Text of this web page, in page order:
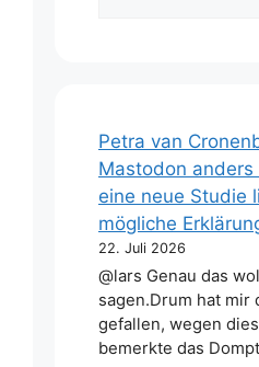
Petra van
Mastodon anders
eine neue Studie
mögliche
22. Juli 2026
@lars Genau das
sagen.Drum hat mir
gefallen, wegen
bemerkte das